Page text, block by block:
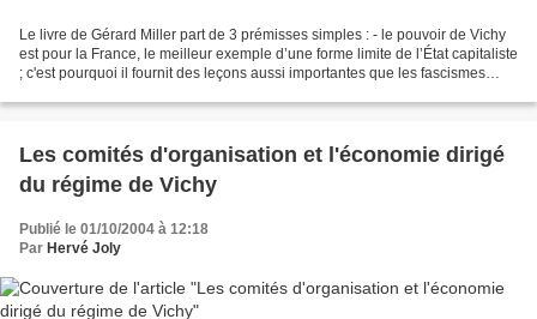
Le livre de Gérard Miller part de 3 prémisses simples : - le pouvoir de Vichy
est pour la France, le meilleur exemple d’une forme limite de l’État capitaliste
; c'est pourquoi il fournit des leçons aussi importantes que les fascismes
Les comités d'organisation et l'économie dirigé
du régime de Vichy
Publié le 01/10/2004 à 12:18
Par Hervé Joly